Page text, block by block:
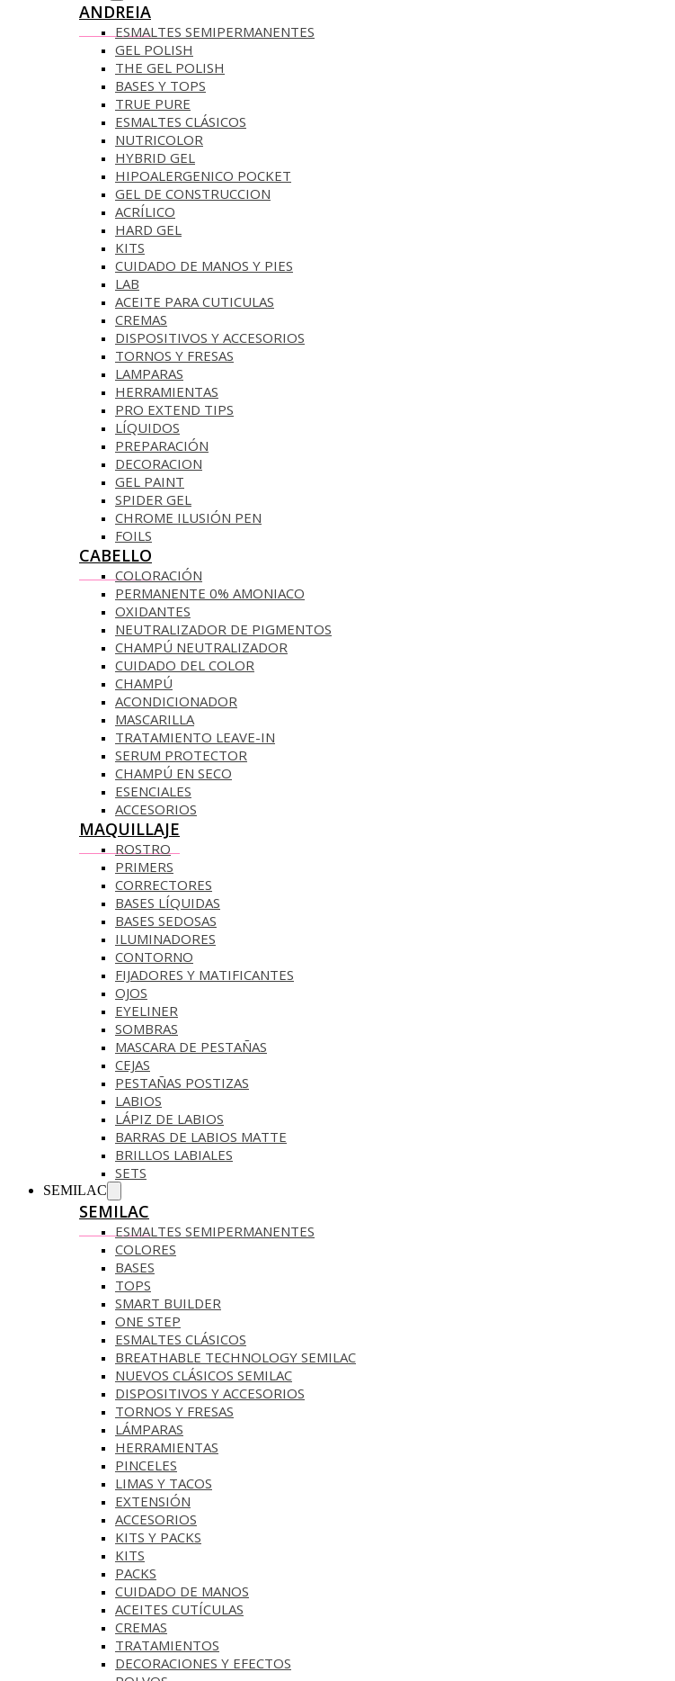
ANDREIA
ESMALTES SEMIPERMANENTES
GEL POLISH
THE GEL POLISH
BASES Y‎ TOPS
TRUE PURE
ESMALTES CLÁSICOS
NUTRICOLOR
HYBRID GEL
HIPOALERGENICO POCKET
GEL DE CONSTRUCCION
ACRÍLICO
HARD GEL
KITS
CUIDADO DE MANOS Y PIES
LAB
ACEITE PARA CUTICULAS
CREMAS
DISPOSITIVOS Y ACCESORIOS
TORNOS Y FRESAS
LAMPARAS
HERRAMIENTAS
PRO EXTEND TIPS
LÍQUIDOS
PREPARACIÓN
DECORACION
GEL PAINT
SPIDER GEL
CHROME ILUSIÓN PEN
FOILS
CABELLO
COLORACIÓN
PERMANENTE 0% AMONIACO
OXIDANTES
NEUTRALIZADOR DE PIGMENTOS
CHAMPÚ NEUTRALIZADOR
CUIDADO DEL COLOR
CHAMPÚ
ACONDICIONADOR
MASCARILLA
TRATAMIENTO LEAVE-IN
SERUM PROTECTOR
CHAMPÚ EN SECO
ESENCIALES
ACCESORIOS
MAQUILLAJE
ROSTRO
PRIMERS
CORRECTORES
BASES LÍQUIDAS
BASES SEDOSAS
ILUMINADORES
CONTORNO
FIJADORES Y MATIFICANTES
OJOS
EYELINER
SOMBRAS
MASCARA DE PESTAÑAS
CEJAS
PESTAÑAS POSTIZAS
LABIOS
LÁPIZ DE LABIOS
BARRAS DE LABIOS MATTE
BRILLOS LABIALES
SETS
SEMILAC
SEMILAC
ESMALTES SEMIPERMANENTES
COLORES
BASES
TOPS
SMART BUILDER
ONE STEP
ESMALTES CLÁSICOS
BREATHABLE TECHNOLOGY SEMILAC
NUEVOS CLÁSICOS SEMILAC
DISPOSITIVOS Y ACCESORIOS
TORNOS Y FRESAS
LÁMPARAS
HERRAMIENTAS
PINCELES
LIMAS Y TACOS
EXTENSIÓN
ACCESORIOS
KITS Y PACKS
KITS
PACKS
CUIDADO DE MANOS
ACEITES CUTÍCULAS
CREMAS
TRATAMIENTOS
DECORACIONES Y EFECTOS